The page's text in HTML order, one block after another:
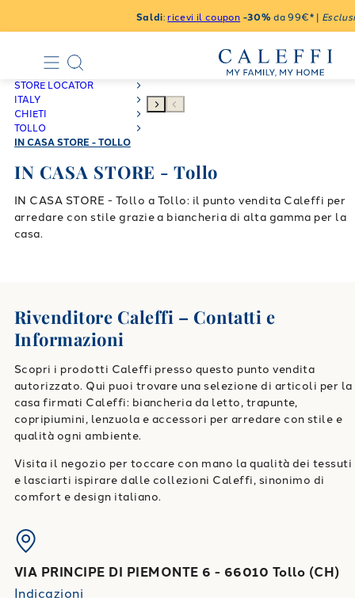
Saldi: ricevi il coupon -30%da 99€* |
STORE LOCATOR
ITALY
CHIETI
TOLLO
IN CASA STORE - TOLLO
IN CASA STORE - Tollo
IN CASA STORE - Tollo a Tollo: il punto vendita Caleffi per
arredare con stile grazie a biancheria di alta gamma per la
casa.
Rivenditore Caleffi – Contatti e
Informazioni
Scopri i prodotti Caleffi presso questo punto vendita
autorizzato. Qui puoi trovare una selezione di articoli per la
casa firmati Caleffi: biancheria da letto, trapunte,
copripiumini, lenzuola e accessori per arredare con stile e
qualità ogni ambiente.
Visita il negozio per toccare con mano la qualità dei tessuti
e lasciarti ispirare dalle collezioni Caleffi, sinonimo di
comfort e design italiano.
VIA PRINCIPE DI PIEMONTE 6 - 66010 Tollo (CH)
Indicazioni